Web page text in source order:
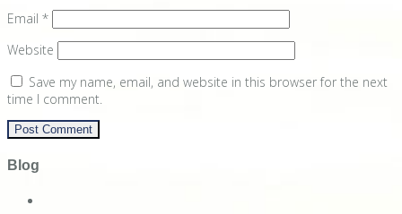
Email *
Website
Save my name, email, and website in this browser for the next
time I comment.
Blog